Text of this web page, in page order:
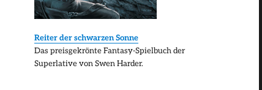
Reiter der schwarzen Sonne
Das preisgekrönte Fantasy-Spielbuch der
Superlative von Swen Harder.